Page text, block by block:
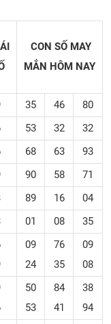
CON SỐ MAY
MẮN HÔM NAY
35 46
80
53 32 32
68 63
93
90 58 71
89 16
04
01 08 35
09
24
76
35
09
08
50
53
84
41
38
94